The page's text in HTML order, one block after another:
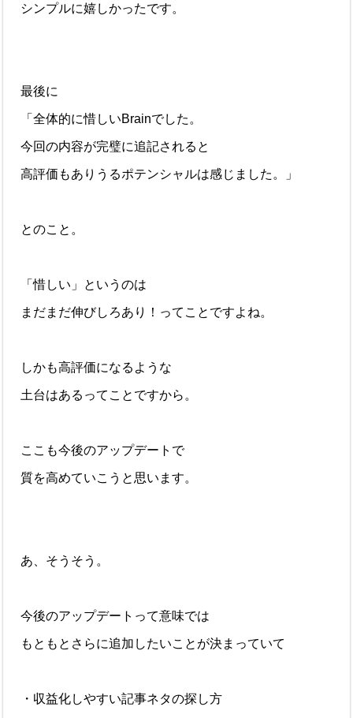
シンプルに嬉しかったです。
最後に
「全体的に惜しいBrainでした。
今回の内容が完璧に追記されると
高評価もありうるポテンシャルは感じました。」
とのこと。
「惜しい」というのは
まだまだ伸びしろあり！ってことですよね。
しかも高評価になるような
土台はあるってことですから。
ここも今後のアップデートで
質を高めていこうと思います。
あ、そうそう。
今後のアップデートって意味では
もともとさらに追加したいことが決まっていて
・収益化しやすい記事ネタの探し方